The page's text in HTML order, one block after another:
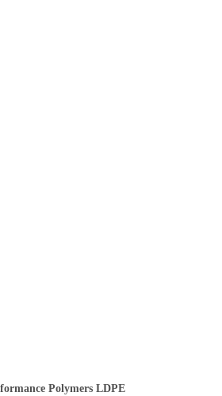
PolymersLDPE